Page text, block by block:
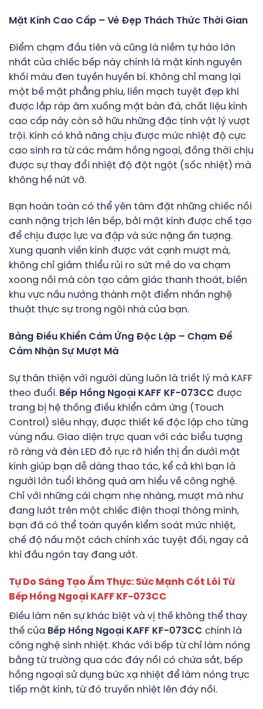
Mặt Kính Cao Cấp – Vẻ Đẹp Thách Thức Thời Gian
Điểm chạm đầu tiên và cũng là niềm tự hào lớn
nhất của chiếc bếp này chính là mặt kính nguyên
khối màu đen tuyền huyền bí. Không chỉ mang lại
một bề mặt phẳng phiu, liền mạch tuyệt đẹp khi
được lắp ráp âm xuống mặt bàn đá, chất liệu kính
cao cấp này còn sở hữu những đặc tính vật lý vượt
trội. Kính có khả năng chịu được mức nhiệt độ cực
cao sinh ra từ các mâm hồng ngoại, đồng thời chịu
được sự thay đổi nhiệt độ đột ngột (sốc nhiệt) mà
không hề nứt vỡ.
Bạn hoàn toàn có thể yên tâm đặt những chiếc nồi
canh nặng trịch lên bếp, bởi mặt kính được chế tạo
để chịu được lực va đập và sức nặng ấn tượng.
Xung quanh viền kính được vát cạnh mượt mà,
không chỉ giảm thiểu rủi ro sứt mẻ do va chạm
xoong nồi mà còn tạo cảm giác thanh thoát, biến
khu vực nấu nướng thành một điểm nhấn nghệ
thuật thực sự trong ngôi nhà của bạn.
Bảng Điều Khiển Cảm Ứng Độc Lập – Chạm Để
Cảm Nhận Sự Mượt Mà
Sự thân thiện với người dùng luôn là triết lý mà KAFF
theo đuổi. Bếp Hồng Ngoại KAFF KF-073CC được
trang bị hệ thống điều khiển cảm ứng (Touch
Control) siêu nhạy, được thiết kế độc lập cho từng
vùng nấu. Giao diện trực quan với các biểu tượng
rõ ràng và đèn LED đỏ rực rỡ hiển thị ẩn dưới mặt
kính giúp bạn dễ dàng thao tác, kể cả khi bạn là
người lớn tuổi không quá am hiểu về công nghệ.
Chỉ với những cái chạm nhẹ nhàng, mượt mà như
đang lướt trên một chiếc điện thoại thông minh,
bạn đã có thể toàn quyền kiểm soát mức nhiệt,
chế độ nấu một cách chính xác tuyệt đối, ngay cả
khi đầu ngón tay đang ướt.
Tự Do Sáng Tạo Ẩm Thực: Sức Mạnh Cốt Lõi Từ
Bếp Hồng Ngoại KAFF KF-073CC
Điều làm nên sự khác biệt và vị thế không thể thay
thế của Bếp Hồng Ngoại KAFF KF-073CC chính là
công nghệ sinh nhiệt. Khác với bếp từ chỉ làm nóng
bằng từ trường qua các đáy nồi có chứa sắt, bếp
hồng ngoại sử dụng bức xạ nhiệt để làm nóng trực
tiếp mặt kính, từ đó truyền nhiệt lên đáy nồi.